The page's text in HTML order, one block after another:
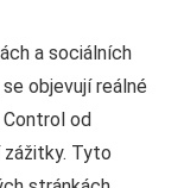
a sociálních
objevují reálné
Control od
Tyto